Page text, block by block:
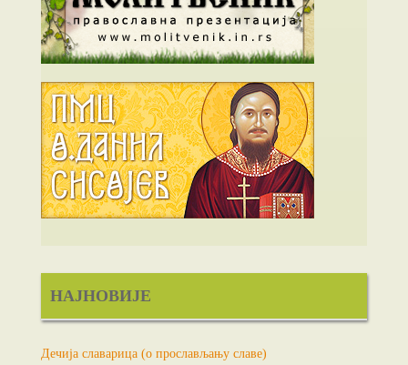
НАЈНОВИЈЕ
Дечија славарица (о прослављању славе)